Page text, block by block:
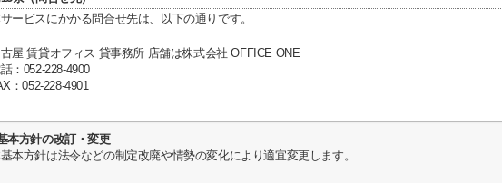
ービスにかかる問合せ先は、以下の通りです。
屋 賃貸オフィス 貸事務所 店舗は株式会社 OFFICE ONE
：052-228-4900
：052-228-4901
本方針の改訂・変更
本方針は法令などの制定改廃や情勢の変化により適宜変更します。